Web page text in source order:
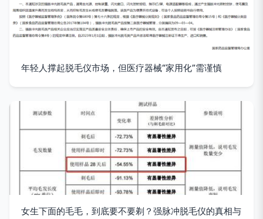
年轻人撑起脱毛仪市场，但医疗器械“家用化”需谨慎
女生下面的毛毛，到底要不要剃？强脉冲脱毛仪的真相与